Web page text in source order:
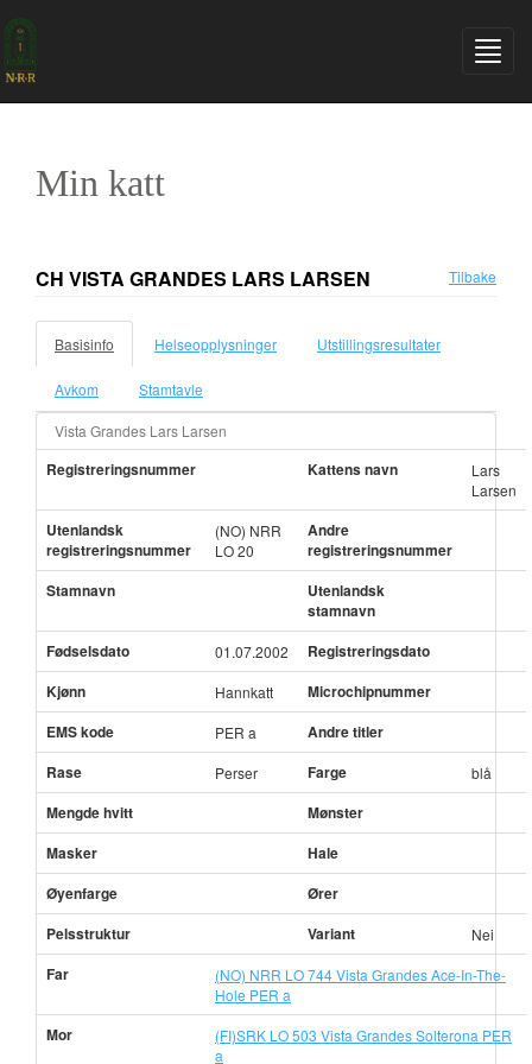
Min katt
CH VISTA GRANDES LARS LARSEN Tilbake
Basisinfo Helseopplysninger Utstillingsresultater
Avkom Stamtavle
Vista Grandes Lars Larsen
Registreringsnummer Kattens navn
Lars
Larsen
Utenlandsk
registreringsnummer
(NO) NRR
LO 20
Andre
registreringsnummer
Stamnavn
Utenlandsk
stamnavn
Fødselsdato
01.07.2002
Registreringsdato
Kjønn
Hannkatt
Microchipnummer
EMS kode
PER a
Andre titler
Rase
Perser Farge blå
Mengde hvitt
Mønster
Masker
Hale
Øyenfarge
Ører
Pelsstruktur
Variant Nei
Far
(NO) NRR LO 744 Vista Grandes Ace-In-The-
Hole PER a
Mor
(FI)SRK LO 503 Vista Grandes Solterona PER
a